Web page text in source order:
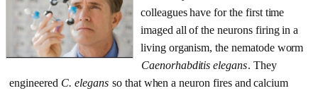
colleagues have for the first time
imaged all of the neurons firing in a
living organism, the nematode worm
Caenorhabditis elegans. They
engineered C. elegans so that when a neuron fires and calcium